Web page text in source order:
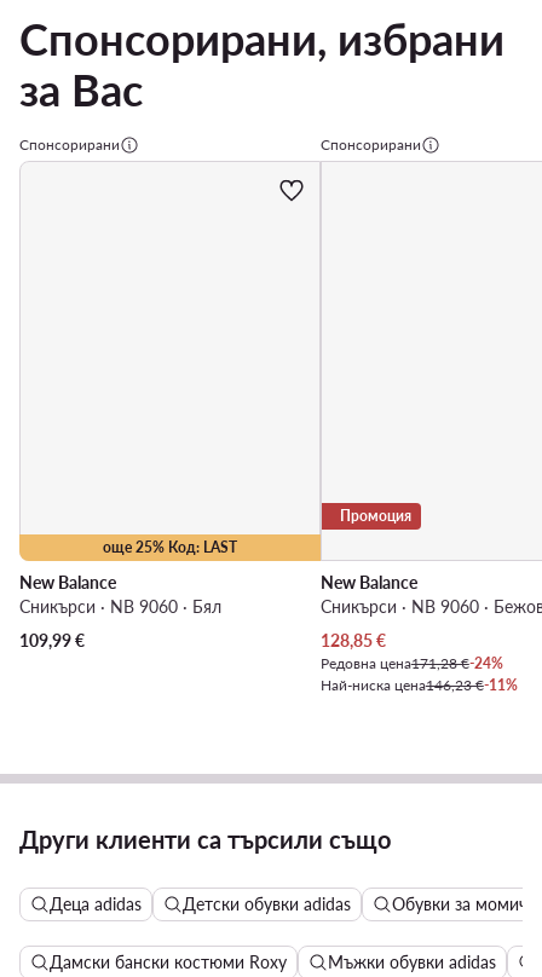
Спонсорирани, избрани
за Вас
Спонсорирани
още 25% Код: LAST
New Balance
Сникърси · NB 9060 · Бял
109,99€
Спонсорирани
Промоция
New Balance
Сникърси · NB 9060 ·
Актуална цена
128,85€
Редовна цена171,28 €-24%
Най-ниска цена146,23 €-11%
Други клиенти са търсили също
Деца adidas Детски обувки adidas Обувки за
Дамски бански костюми Roxy Мъжки обувки adidas